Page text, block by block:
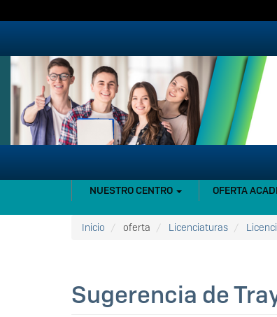
al
NAVEGACIÓN
PRINCIPAL
NUESTRO CENTRO OFERTA
Inicio
oferta Licenciaturas
Sugerencia de